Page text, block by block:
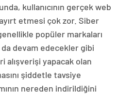
kullanıcının gerçek web
etmesi çok zor. Siber
popüler markaları
devam edecekler gibi
yapacak olan
şiddetle tavsiye
nereden indirildiğini